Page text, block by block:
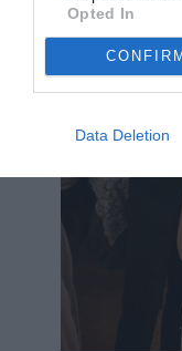
Opted In
CONFIRM
Data Deletion